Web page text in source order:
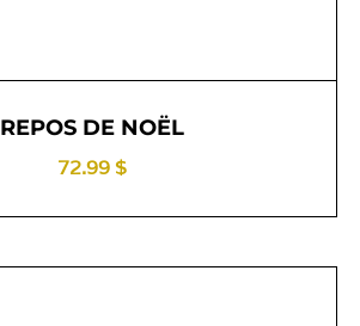
REPOS DE NOËL
72.99 $